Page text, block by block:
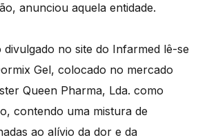
anunciou aquela entidade.
no site do Infarmed lê-se
Gel, colocado no mercado
Queen Pharma, Lda. como
contendo uma mistura de
ao alívio da dor e da